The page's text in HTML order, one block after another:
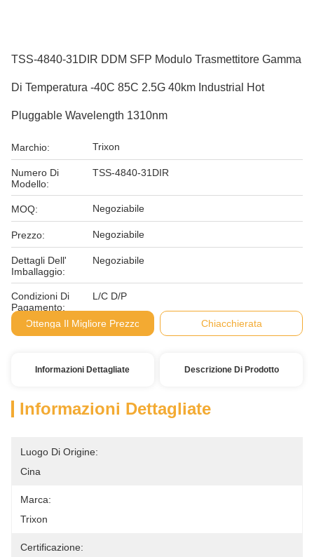
TSS-4840-31DIR DDM SFP Modulo Trasmettitore Gamma
Di Temperatura -40C 85C 2.5G 40km Industrial Hot
Pluggable Wavelength 1310nm
Marchio: Trixon
Numero Di
Modello:
TSS-4840-31DIR
MOQ: Negoziabile
Prezzo: Negoziabile
Dettagli Dell'
Imballaggio:
Negoziabile
Condizioni Di
Pagamento:
L/C D/P
Ottenga Il Migliore Prezzo Chiacchierata
Informazioni Dettagliate Descrizione Di Prodotto
Informazioni Dettagliate
Luogo Di Origine:
Cina
Marca:
Trixon
Certificazione: